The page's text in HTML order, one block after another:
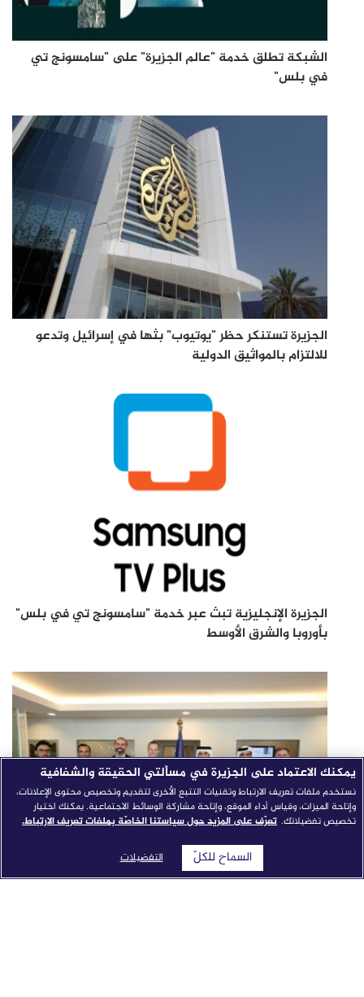
الشبكة تطلق خدمة "عالم الجزيرة" على "سامسونج تي
في بلس"
الجزيرة تستنكر حظر "يوتيوب" بثها في إسرائيل وتدعو
للالتزام بالمواثيق الدولية
الجزيرة الإنجليزية تبث عبر خدمة "سامسونج تي في بلس"
بأوروبا والشرق الأوسط
يمكنك الاعتماد على الجزيرة في مسألتي الحقيقة والشفافية
نستخدم ملفات تعريف الارتباط وتقنيات التتبع الأخرى لتقديم وتخصيص محتوى الإعلانات،
وإتاحة الميزات، وقياس أداء الموقع، وإتاحة مشاركة الوسائط الاجتماعية. يمكنك اختيار
تخصيص تفضيلاتك. تعرّف على المزيد حول سياستنا الخاصّة بملفات تعريف الارتباط.
التفضيلات السماح للكلّ